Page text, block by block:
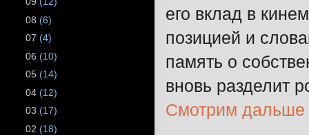
его вклад в
позицией и
память о
вновь разделит
Смотрим
08 (6)
07 (4)
06 (10)
05 (14)
04 (12)
03 (17)
02 (18)